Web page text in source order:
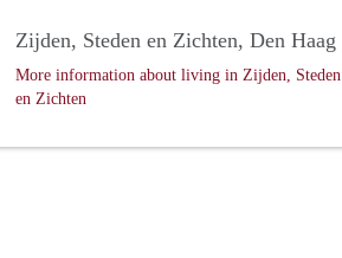
Zijden, Steden en Zichten, Den Haag
More information about living in Zijden, Steden
en Zichten